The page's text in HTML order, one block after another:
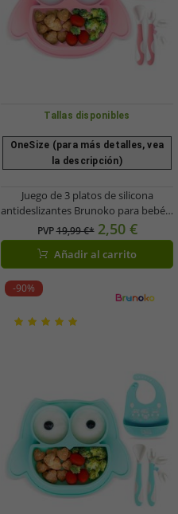
Tallas disponibles
OneSize (para más detalles, vea
la descripción)
Juego de 3 platos de silicona
antideslizantes Brunoko para bebé +
cuchara + babero con bandeja
recolectora de silicona, sin BPA, rosa
PVP19,99 €* 2,50 €
Añadir al carrito
-90%